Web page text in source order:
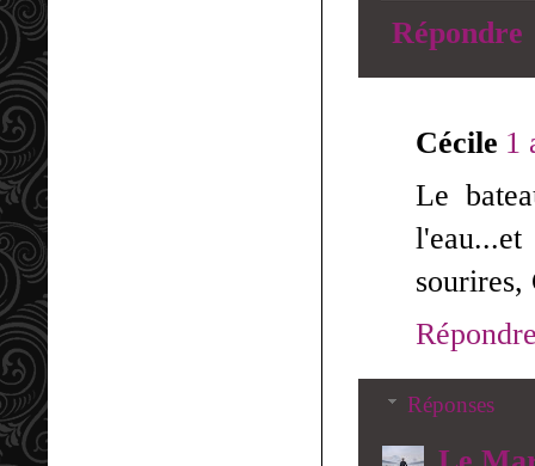
Répondre
Cécile 1
Le
sourires,
Réponses